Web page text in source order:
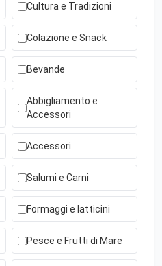
Cultura e Tradizioni
Colazione e Snack
Bevande
Abbigliamento e
Accessori
Accessori
Salumi e Carni
Formaggi e latticini
Pesce e Frutti di Mare